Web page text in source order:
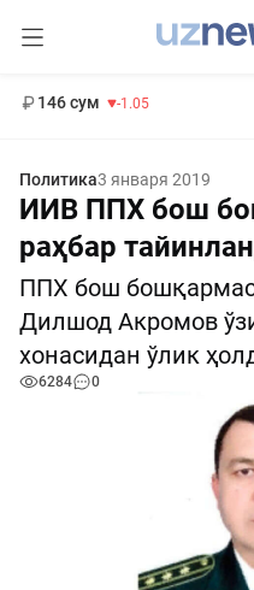
146 сум -1.05
Политика3 января 2019
ИИВ ППХ бош
раҳбар
ППХ бош
Дилшод Акромов
хонасидан ўлик
6284 0